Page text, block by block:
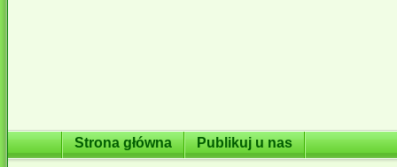
Strona główna Publikuj u nas